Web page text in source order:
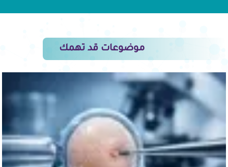
موضوعات قد تهمك